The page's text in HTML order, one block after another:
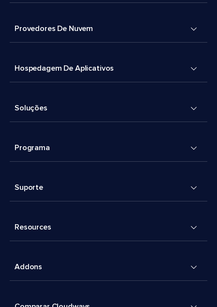
Provedores De Nuvem
Hospedagem De Aplicativos
Soluções
Programa
Suporte
Resources
Addons